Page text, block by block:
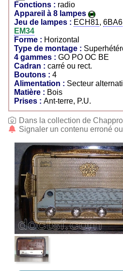
Fonctions : radio
Appareil à 8 lampes
Jeu de lampes : ECH81, 6BA6
EM34
Forme : Horizontal
Type de montage :
4 gammes :
GO PO OC BE
Cadran : carré ou rect.
Boutons : 4
Alimentation : Secteur
Matière : Bois
Prises : Ant-terre, P.U.
Dans la collection de
Signaler un contenu erroné